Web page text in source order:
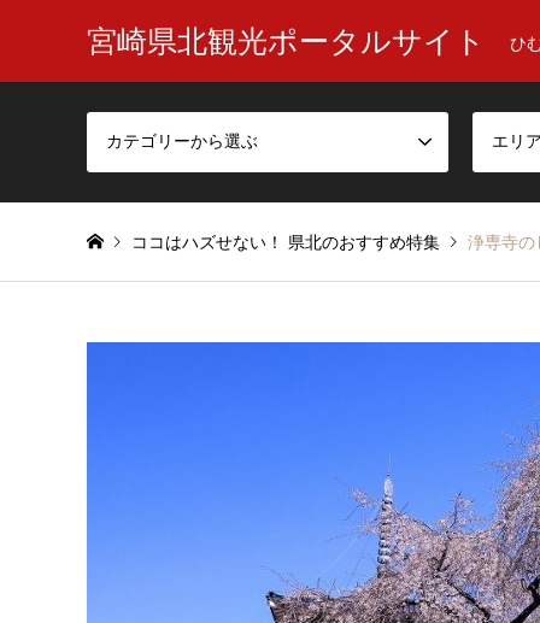
宮崎県北観光ポータルサイト ひ
カテゴリーから選ぶ エリ
ココはハズせない！ 県北のおすすめ特集 浄専寺の